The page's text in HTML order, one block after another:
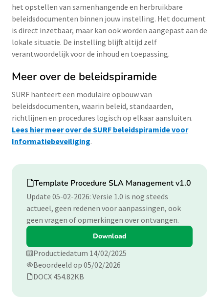
het opstellen van samenhangende en herbruikbare
beleidsdocumenten binnen jouw instelling. Het document
is direct inzetbaar, maar kan ook worden aangepast aan de
lokale situatie. De instelling blijft altijd zelf
verantwoordelijk voor de inhoud en toepassing.
Meer over de beleidspiramide
SURF hanteert een modulaire opbouw van
beleidsdocumenten, waarin beleid, standaarden,
richtlijnen en procedures logisch op elkaar aansluiten.
Lees hier meer over de SURF beleidspiramide voor
Informatiebeveiliging.
Download
Template Procedure SLA Management v1.0
Update 05-02-2026: Versie 1.0 is nog steeds
actueel, geen redenen voor aanpassingen, ook
geen vragen of opmerkingen over ontvangen.
Download
Productiedatum 14/02/2025
Beoordeeld op 05/02/2026
DOCX 454.82KB